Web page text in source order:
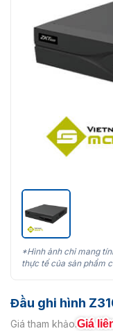
*Hình ảnh chỉ mang
thực tế của sản phẩm
Đầu ghi hình
Giá tham khảo:Giá